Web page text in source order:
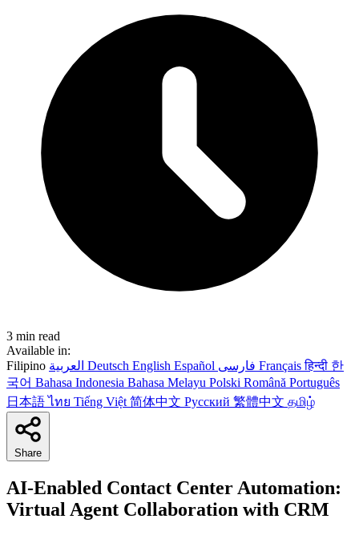
3 min read
Available in:
Filipino
Deutsch English Español Françaisहिन्दी 한
국어 Bahasa Indonesia Bahasa Melayu Polski Română Português
日本語ไทย Tiếng Việt 简体中文 Русский 繁體中文 தமிழ்
Share
AI-Enabled Contact Center Automation:
Virtual Agent Collaboration with CRM